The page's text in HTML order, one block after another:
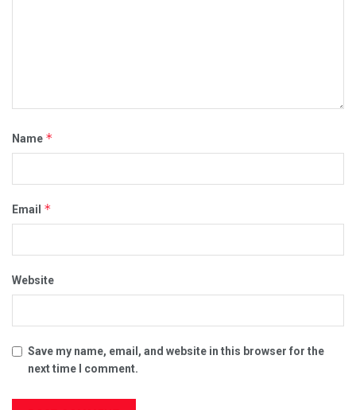
Name *
Email *
Website
Save my name, email, and website in this browser for the
next time I comment.